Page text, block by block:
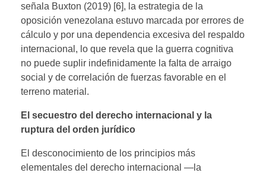
señala Buxton (2019) [6], la estrategia de la
oposición venezolana estuvo marcada por errores de
cálculo y por una dependencia excesiva del respaldo
internacional, lo que revela que la guerra cognitiva
no puede suplir indefinidamente la falta de arraigo
social y de correlación de fuerzas favorable en el
terreno material.
El secuestro del derecho internacional y la
ruptura del orden jurídico
El desconocimiento de los principios más
elementales del derecho internacional —la